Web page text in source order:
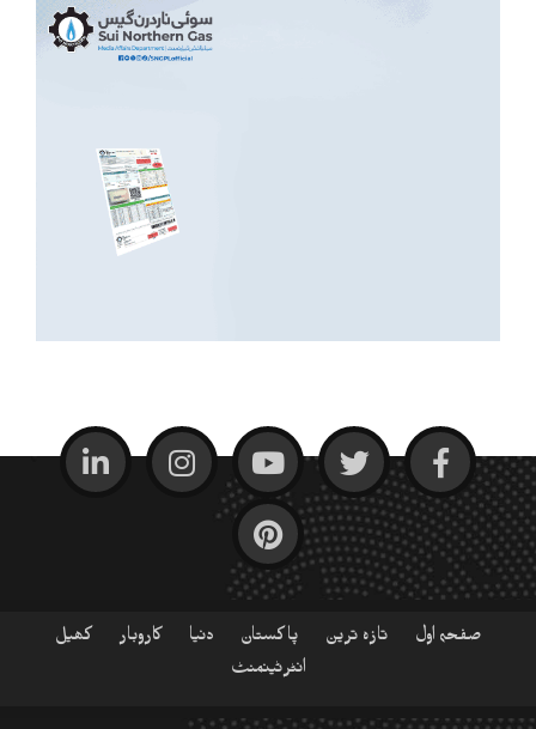
صفحہ اول تازہ ترین پاکستان دنیا کاروبار
کھیل
انٹرٹینمنٹ